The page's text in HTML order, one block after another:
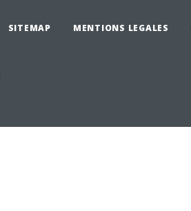
SITEMAP MENTIONS LEGALES